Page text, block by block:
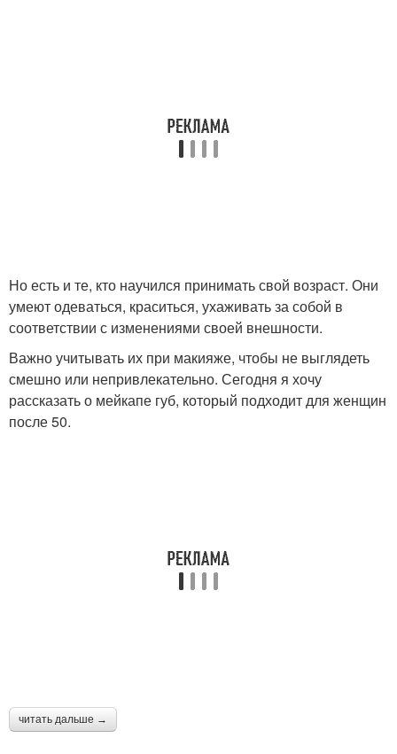
Но есть и те, кто научился принимать свой возраст. Они
умеют одеваться, краситься, ухаживать за собой в
соответствии с изменениями своей внешности.
Важно учитывать их при макияже, чтобы не выглядеть
смешно или непривлекательно. Сегодня я хочу
рассказать о мейкапе губ, который подходит для женщин
после 50.
читать дальше →